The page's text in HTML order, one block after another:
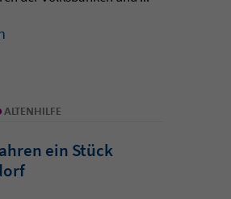
ALTENHILFE
ein Stück